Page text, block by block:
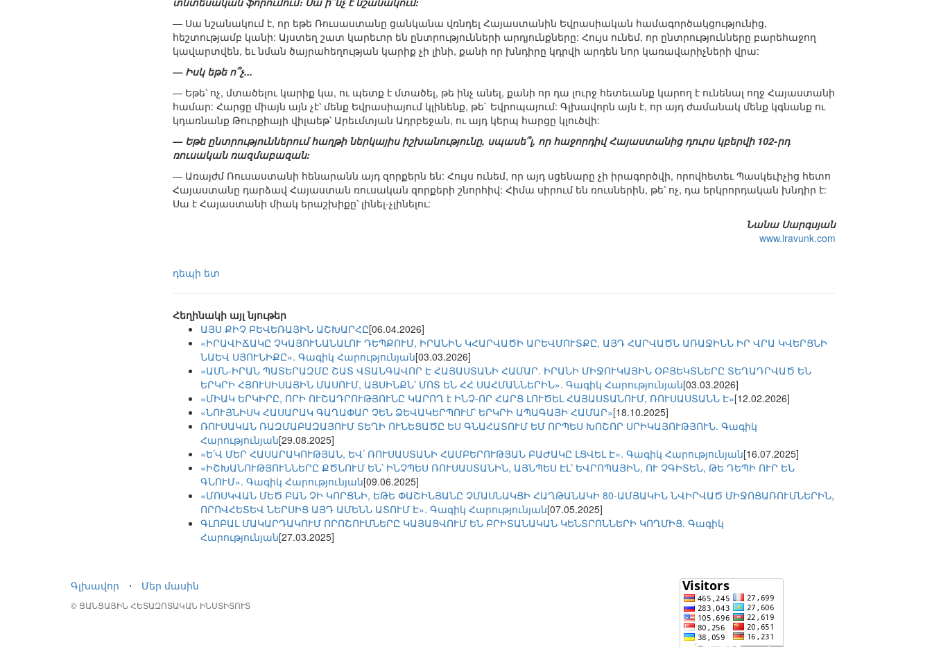
— Սա նշանակում է, որ եթե Ռուսաստանը ցանկանա վռնդել Հայաստանին Եվրասիական համագործակցությունից,
հեշտությամբ կանի: Այստեղ շատ կարեւոր են ընտրությունների արդյունքները: Հույս ունեմ, որ ընտրությունները բարեհաջող
կավարտվեն, եւ նման ծայրահեղության կարիք չի լինի, քանի որ խնդիրը կդրվի արդեն նոր կառավարիչների վրա:
— Իսկ եթե ո՞չ...
— Եթե՝ ոչ, մտածելու կարիք կա, ու պետք է մտածել, թե ինչ անել, քանի որ դա լուրջ հետեւանք կարող է ունենալ ողջ Հայաստանի
համար: Հարցը միայն այն չէ՝ մենք Եվրասիայում կլինենք, թե` Եվրոպայում: Գլխավորն այն է, որ այդ ժամանակ մենք կգնանք ու
կդառնանք Թուրքիայի վիլաեթ՝ Արեւմտյան Ադրբեջան, ու այդ կերպ հարցը կլուծվի:
— Եթե ընտրություններում հաղթի ներկայիս իշխանությունը, սպասե՞լ, որ հաջորդիվ Հայաստանից դուրս կբերվի 102-րդ
ռուսական ռազմաբազան:
— Առայժմ Ռուսաստանի հենարանն այդ զորքերն են: Հույս ունեմ, որ այդ սցենարը չի իրագործվի, որովհետեւ Պասկեւիչից հետո
Հայաստանը դարձավ Հայաստան ռուսական զորքերի շնորհիվ: Հիմա սիրում են ռուսներին, թե՝ ոչ, դա երկրորդական խնդիր է:
Սա է Հայաստանի միակ երաշխիքը՝ լինել-չլինելու:
Նանա Սարգսյան
www.iravunk.com
դեպի ետ
Հեղինակի այլ նյութեր
ԱՅՍ ՔԻՉ ԲԵՎԵՌԱՅԻՆ ԱՇԽԱՐՀԸ[06.04.2026]
«ԻՐԱՎԻՃԱԿԸ ՉԿԱՅՈՒՆԱՆԱԼՈՒ ԴԵՊՔՈՒՄ, ԻՐԱՆԻՆ ԿՀԱՐՎԱԾԻ ԱՐԵՎՄՈՒՏՔԸ, ԱՅԴ ՀԱՐՎԱԾՆ ԱՌԱՋԻՆՆ ԻՐ ՎՐԱ ԿՎԵՐՑՆԻ
ՆԱԵՎ ՍՅՈՒՆԻՔԸ». Գագիկ Հարությունյան[03.03.2026]
«ԱՄՆ-ԻՐԱՆ ՊԱՏԵՐԱԶՄԸ ՇԱՏ ՎՏԱՆԳԱՎՈՐ Է ՀԱՅԱՍՏԱՆԻ ՀԱՄԱՐ. ԻՐԱՆԻ ՄԻՋՈՒԿԱՅԻՆ ՕԲՅԵԿՏՆԵՐԸ ՏԵՂԱԴՐՎԱԾ ԵՆ
ԵՐԿՐԻ ՀՅՈՒՍԻՍԱՅԻՆ ՄԱՍՈՒՄ, ԱՅՍԻՆՔՆ՝ ՄՈՏ ԵՆ ՀՀ ՍԱՀՄԱՆՆԵՐԻՆ». Գագիկ Հարությունյան[03.03.2026]
«ՄԻԱԿ ԵՐԿԻՐԸ, ՈՐԻ ՈՒՇԱԴՐՈՒԹՅՈՒՆԸ ԿԱՐՈՂ է ԻՆՉ-ՈՐ ՀԱՐՑ ԼՈՒԾԵԼ ՀԱՅԱՍՏԱՆՈՒՄ, ՌՈՒՍԱՍՏԱՆՆ Է»[12.02.2026]
«ՆՈՒՅՆԻՍԿ ՀԱՍԱՐԱԿ ԳԱՂԱՓԱՐ ՉԵՆ ՁԵՎԱԿԵՐՊՈՒՄ՝ ԵՐԿՐԻ ԱՊԱԳԱՅԻ ՀԱՄԱՐ»[18.10.2025]
ՌՈՒՍԱԿԱՆ ՌԱԶՄԱԲԱԶԱՅՈՒՄ ՏԵՂԻ ՈՒՆԵՑԱԾԸ ԵՍ ԳՆԱՀԱՏՈՒՄ ԵՄ ՈՐՊԵՍ ԽՈՇՈՐ ՍՐԻԿԱՅՈՒԹՅՈՒՆ. Գագիկ
Հարությունյան[29.08.2025]
«Ե՛Վ ՄԵՐ ՀԱՍԱՐԱԿՈՒԹՅԱՆ, ԵՎ՛ ՌՈՒՍԱՍՏԱՆԻ ՀԱՄԲԵՐՈՒԹՅԱՆ ԲԱԺԱԿԸ ԼՑՎԵԼ Է». Գագիկ Հարությունյան[16.07.2025]
«ԻՇԽԱՆՈՒԹՅՈՒՆՆԵՐԸ ՔԾՆՈՒՄ ԵՆ՝ ԻՆՉՊԵՍ ՌՈՒՍԱՍՏԱՆԻՆ, ԱՅՆՊԵՍ ԷԼ՝ ԵՎՐՈՊԱՅԻՆ, ՈՒ ՉԳԻՏԵՆ, ԹԵ ԴԵՊԻ ՈՒՐ ԵՆ
ԳՆՈՒՄ». Գագիկ Հարությունյան[09.06.2025]
«ՄՈՍԿՎԱՆ ՄԵԾ ԲԱՆ ՉԻ ԿՈՐՑՆԻ, ԵԹԵ ՓԱՇԻՆՅԱՆԸ ՉՄԱՍՆԱԿՑԻ ՀԱՂԹԱՆԱԿԻ 80-ԱՄՅԱԿԻՆ ՆՎԻՐՎԱԾ ՄԻՋՈՑԱՌՈՒՄՆԵՐԻՆ,
ՈՐՈՎՀԵՏԵՎ ՆԵՐՍԻՑ ԱՅԴ ԱՄԵՆՆ ԱՏՈՒՄ Է». Գագիկ Հարությունյան[07.05.2025]
ԳԼՈԲԱԼ ՄԱԿԱՐԴԱԿՈՒՄ ՈՐՈՇՈՒՄՆԵՐԸ ԿԱՅԱՑՎՈՒՄ ԵՆ ԲՐԻՏԱՆԱԿԱՆ ԿԵՆՏՐՈՆՆԵՐԻ ԿՈՂՄԻՑ. Գագիկ
Հարությունյան[27.03.2025]
Գլխավոր ⋅ Մեր մասին
© ՑԱՆՑԱՅԻՆ ՀԵՏԱԶՈՏԱԿԱՆ ԻՆՍՏԻՏՈՒՏ